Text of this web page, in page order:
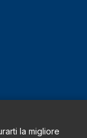
la migliore